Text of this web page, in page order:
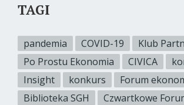
TAGI
pandemia COVID-19
Klub
Po Prostu Ekonomia
CIVICA
Insight
konkurs
Forum
Biblioteka SGH
Czwartkowe